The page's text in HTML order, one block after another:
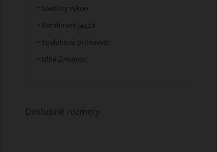
• Stabilný výkon
• Komfortná jazda
• Spoľahlivá priľnavosť
• Dlhá životnosť
Dostupné rozmery